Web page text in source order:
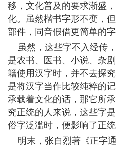
移，文化普及的要求渐盛
化。虽然楷书字形不变，
部件，同音假借更简单的字
虽然，这些字不入经传
是农书、医书、小说、杂
籍使用汉字时，并不去探
是将汉字当作比较纯粹的
承载着文化的话，那它所
究正统的人来说，这些字
俗字泛滥时，便影响了正统
明末，张自烈著《正字